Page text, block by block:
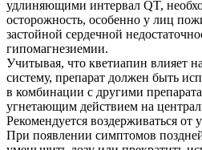
удлиняющими интервал QT,
осторожность, особенно у лиц
застойной сердечной
гипомагнезиемии.
Учитывая, что кветиапин влияет
систему, препарат должен быть
в комбинации с другими
угнетающим действием на
Рекомендуется воздерживаться от
При появлении симптомов